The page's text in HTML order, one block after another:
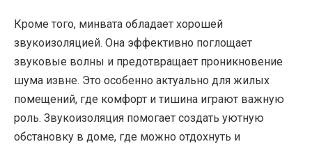
Кроме того, минвата обладает хорошей
звукоизоляцией. Она эффективно поглощает
звуковые волны и предотвращает проникновение
шума извне. Это особенно актуально для жилых
помещений, где комфорт и тишина играют важную
роль. Звукоизоляция помогает создать уютную
обстановку в доме, где можно отдохнуть и